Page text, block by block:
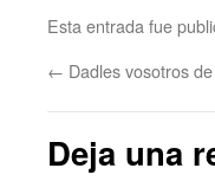
Esta entrada fue
← Dadles vosotros
Deja una